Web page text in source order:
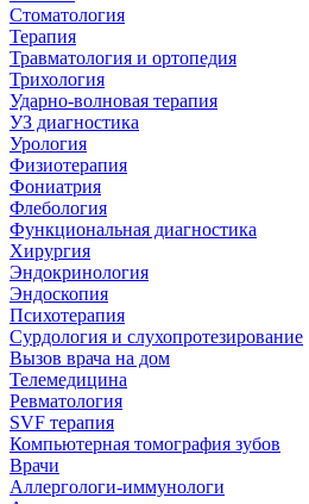
Стоматология
Терапия
Травматология и ортопедия
Трихология
Ударно-волновая терапия
УЗ диагностика
Урология
Физиотерапия
Фониатрия
Флебология
Функциональная диагностика
Хирургия
Эндокринология
Эндоскопия
Психотерапия
Сурдология и слухопротезирование
Вызов врача на дом
Телемедицина
Ревматология
SVF терапия
Компьютерная томография зубов
Врачи
Аллергологи-иммунологи